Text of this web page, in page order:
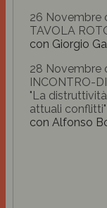
26 Novembre
TAVOLA
con Giorgio
28 Novembre
INCONTRO-
"La
attuali conflitti"
con Alfonso